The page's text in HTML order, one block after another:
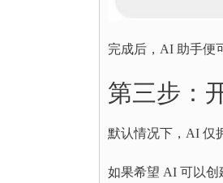
完成后，AI 助手便
第三步：
默认情况下，AI 仅
如果希望 AI 可以创